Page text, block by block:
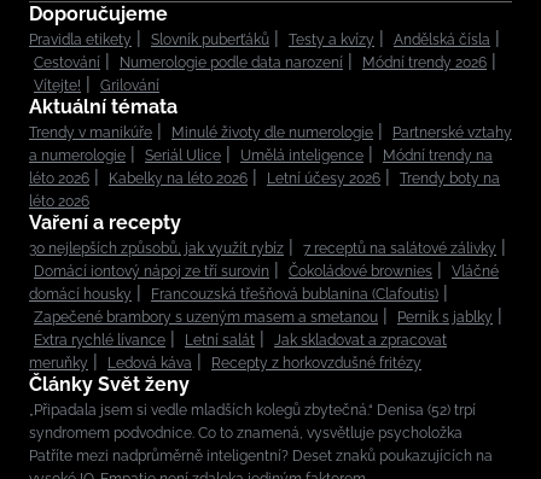
Doporučujeme
Pravidla etikety Slovník puberťáků Testy a kvízy
Andělská čísla
Cestování
Numerologie podle data narození
Módní trendy 2026
Vítejte!
Grilování
Aktuální témata
Trendy v manikúře Minulé životy dle numerologie
Partnerské vztahy
a numerologie
Seriál Ulice Umělá inteligence
Módní trendy na
léto 2026
Kabelky na léto 2026 Letní účesy 2026
Trendy boty na
léto 2026
Vaření a recepty
30 nejlepších způsobů, jak využít rybíz
7 receptů na salátové zálivky
Domácí iontový nápoj ze tří surovin
Čokoládové brownies
Vláčné
domácí housky
Francouzská třešňová bublanina (Clafoutis)
Zapečené brambory s uzeným masem a smetanou
Perník s jablky
Extra rychlé lívance
Letní salát
Jak skladovat a zpracovat
meruňky
Ledová káva Recepty z horkovzdušné fritézy
Články Svět ženy
„Připadala jsem si vedle mladších kolegů zbytečná.“ Denisa (52) trpí
syndromem podvodnice. Co to znamená, vysvětluje psycholožka
Patříte mezi nadprůměrně inteligentní? Deset znaků poukazujících na